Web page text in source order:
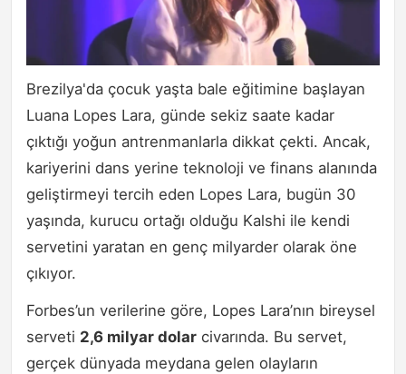
Brezilya'da çocuk yaşta bale eğitimine başlayan
Luana Lopes Lara, günde sekiz saate kadar
çıktığı yoğun antrenmanlarla dikkat çekti. Ancak,
kariyerini dans yerine teknoloji ve finans alanında
geliştirmeyi tercih eden Lopes Lara, bugün 30
yaşında, kurucu ortağı olduğu Kalshi ile kendi
servetini yaratan en genç milyarder olarak öne
çıkıyor.
Forbes’un verilerine göre, Lopes Lara’nın bireysel
serveti 2,6 milyar dolar civarında. Bu servet,
gerçek dünyada meydana gelen olayların